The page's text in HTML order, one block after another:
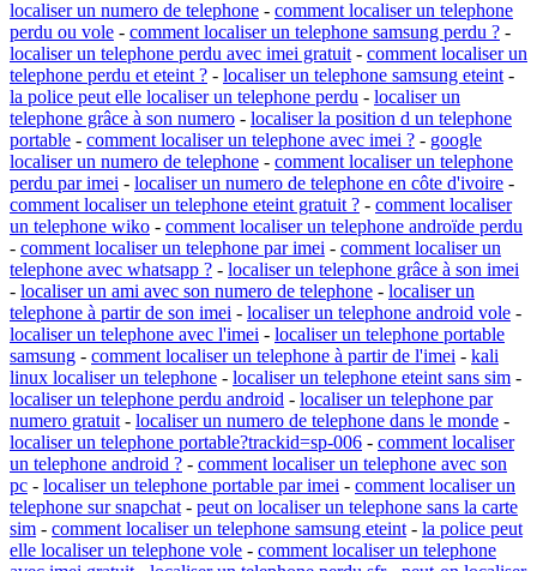
localiser un numero de telephone - comment localiser un telephone
perdu ou vole - comment localiser un telephone samsung perdu ? -
localiser un telephone perdu avec imei gratuit - comment localiser un
telephone perdu et eteint ? - localiser un telephone samsung eteint -
la police peut elle localiser un telephone perdu - localiser un
telephone grâce à son numero - localiser la position d un telephone
portable - comment localiser un telephone avec imei ? - google
localiser un numero de telephone - comment localiser un telephone
perdu par imei - localiser un numero de telephone en côte d'ivoire -
comment localiser un telephone eteint gratuit ? - comment localiser
un telephone wiko - comment localiser un telephone androïde perdu
- comment localiser un telephone par imei - comment localiser un
telephone avec whatsapp ? - localiser un telephone grâce à son imei
- localiser un ami avec son numero de telephone - localiser un
telephone à partir de son imei - localiser un telephone android vole -
localiser un telephone avec l'imei - localiser un telephone portable
samsung - comment localiser un telephone à partir de l'imei - kali
linux localiser un telephone - localiser un telephone eteint sans sim -
localiser un telephone perdu android - localiser un telephone par
numero gratuit - localiser un numero de telephone dans le monde -
localiser un telephone portable?trackid=sp-006 - comment localiser
un telephone android ? - comment localiser un telephone avec son
pc - localiser un telephone portable par imei - comment localiser un
telephone sur snapchat - peut on localiser un telephone sans la carte
sim - comment localiser un telephone samsung eteint - la police peut
elle localiser un telephone vole - comment localiser un telephone